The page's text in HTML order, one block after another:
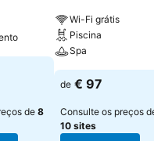
de8
Wi-Fi grátis
Piscina
Spa
de € 97
Consulte os preços
10 sites